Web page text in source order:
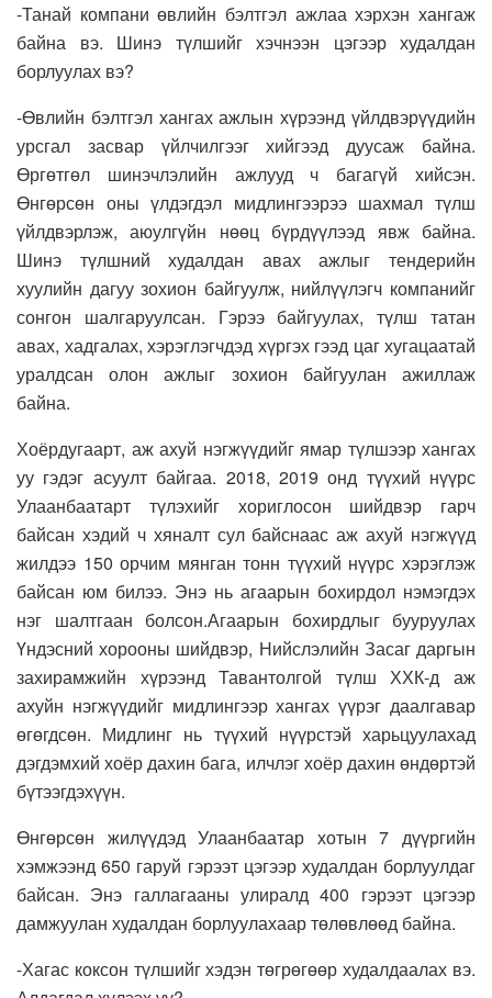
-Танай компани өвлийн бэлтгэл ажлаа хэрхэн хангаж
байна вэ. Шинэ түлшийг хэчнээн цэгээр худалдан
борлуулах вэ?
-Өвлийн бэлтгэл хангах ажлын хүрээнд үйлдвэрүүдийн
урсгал засвар үйлчилгээг хийгээд дуусаж байна.
Өргөтгөл шинэчлэлийн ажлууд ч багагүй хийсэн.
Өнгөрсөн оны үлдэгдэл мидлингээрээ шахмал түлш
үйлдвэрлэж, аюулгүйн нөөц бүрдүүлээд явж байна.
Шинэ түлшний худалдан авах ажлыг тендерийн
хуулийн дагуу зохион байгуулж, нийлүүлэгч компанийг
сонгон шалгаруулсан. Гэрээ байгуулах, түлш татан
авах, хадгалах, хэрэглэгчдэд хүргэх гээд цаг хугацаатай
уралдсан олон ажлыг зохион байгуулан ажиллаж
байна.
Хоёрдугаарт, аж ахуй нэгжүүдийг ямар түлшээр хангах
уу гэдэг асуулт байгаа. 2018, 2019 онд түүхий нүүрс
Улаанбаатарт түлэхийг хориглосон шийдвэр гарч
байсан хэдий ч хяналт сул байснаас аж ахуй нэгжүүд
жилдээ 150 орчим мянган тонн түүхий нүүрс хэрэглэж
байсан юм билээ. Энэ нь агаарын бохирдол нэмэгдэх
нэг шалтгаан болсон.Агаарын бохирдлыг бууруулах
Үндэсний хорооны шийдвэр, Нийслэлийн Засаг даргын
захирамжийн хүрээнд Тавантолгой түлш ХХК-д аж
ахуйн нэгжүүдийг мидлингээр хангах үүрэг даалгавар
өгөгдсөн. Мидлинг нь түүхий нүүрстэй харьцуулахад
дэгдэмхий хоёр дахин бага, илчлэг хоёр дахин өндөртэй
бүтээгдэхүүн.
Өнгөрсөн жилүүдэд Улаанбаатар хотын 7 дүүргийн
хэмжээнд 650 гаруй гэрээт цэгээр худалдан борлуулдаг
байсан. Энэ галлагааны улиралд 400 гэрээт цэгээр
дамжуулан худалдан борлуулахаар төлөвлөөд байна.
-Хагас коксон түлшийг хэдэн төгрөгөөр худалдаалах вэ.